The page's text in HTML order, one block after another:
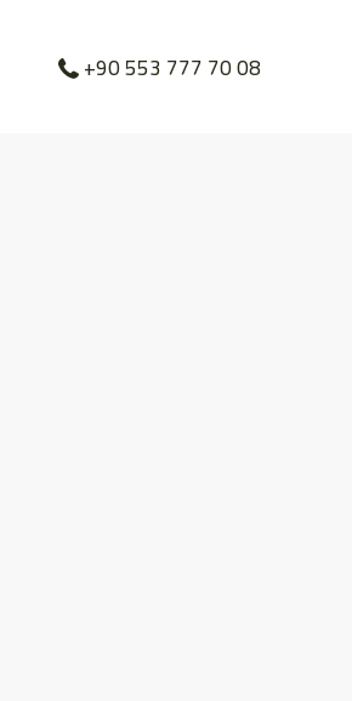
+90 553 777 70 08